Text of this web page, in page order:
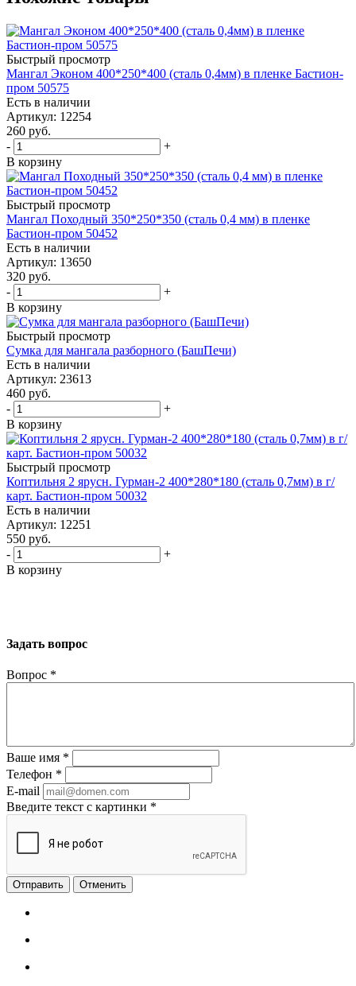
Быстрый просмотр
Мангал Эконом 400*250*400 (сталь 0,4мм) в пленке Бастион-
пром 50575
Есть в наличии
Артикул: 12254
260 руб.
-
+
В корзину
Быстрый просмотр
Мангал Походный 350*250*350 (сталь 0,4 мм) в пленке
Бастион-пром 50452
Есть в наличии
Артикул: 13650
320 руб.
-
+
В корзину
Быстрый просмотр
Сумка для мангала разборного (БашПечи)
Есть в наличии
Артикул: 23613
460 руб.
-
+
В корзину
Быстрый просмотр
Коптильня 2 ярусн. Гурман-2 400*280*180 (сталь 0,7мм) в г/
карт. Бастион-пром 50032
Есть в наличии
Артикул: 12251
550 руб.
-
+
В корзину
Задать вопрос
Вопрос *
Ваше имя *
Телефон *
E-mail
Введите текст с картинки *
Отменить